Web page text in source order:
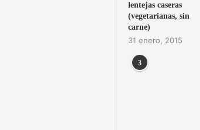
lentejas caseras
(vegetarianas, sin
carne)
31 enero, 2015
3